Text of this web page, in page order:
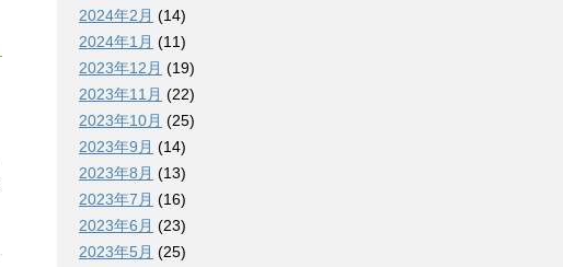
2024年2月 (14)
2024年1月 (11)
2023年12月 (19)
2023年11月 (22)
2023年10月 (25)
2023年9月 (14)
2023年8月 (13)
2023年7月 (16)
2023年6月 (23)
2023年5月 (25)